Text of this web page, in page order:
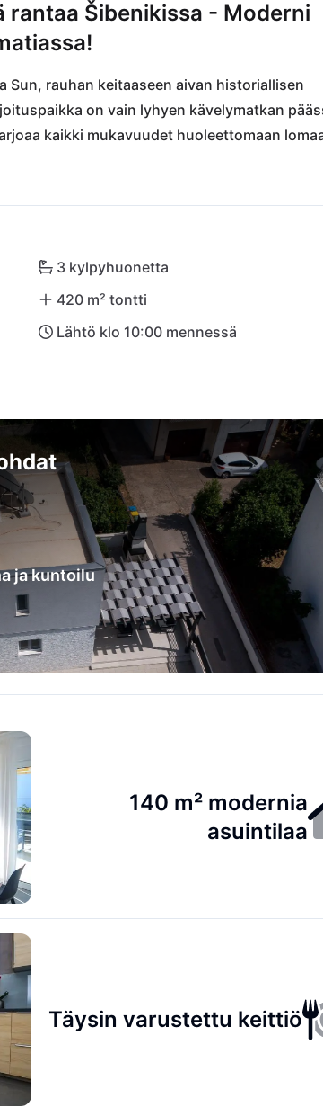
rantaa Šibenikissa - Moderni
Sun, rauhan keitaaseen aivan historiallisen
on vain lyhyen kävelymatkan
kaikki mukavuudet huoleettomaan
tai tutustu lähellä sijaitseviin
joka on vain lyhyen ajomatkan päässä.
Italianon herkullisista tarjoiluista tai tutustua
Villa Lumaka Sun valloittaa sydämesi
yhdistelmällään!
3 kylpyhuonetta
420 m² tontti
Lähtö klo 10:00 mennessä
ja kuntoilu
140 m² modernia
asuintilaa
Täysin varustettu keittiö